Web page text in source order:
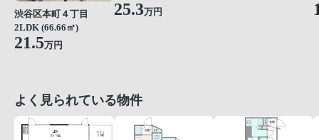
渋谷区本町４丁目
2LDK (66.66㎡)
21.5万円
25.3万円
よく見られている物件